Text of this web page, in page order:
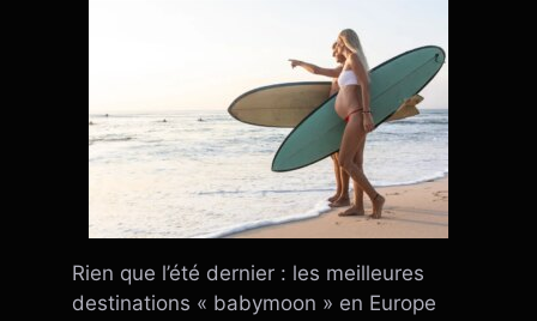
Rien que l’été dernier : ​​les meilleures
destinations « babymoon » en Europe